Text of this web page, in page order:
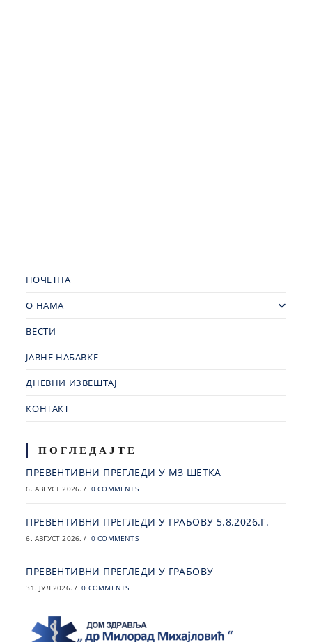
ПОЧЕТНА
О НАМА
ВЕСТИ
ЈАВНЕ НАБАВКЕ
ДНЕВНИ ИЗВЕШТАЈ
КОНТАКТ
ПОГЛЕДАЈТЕ
ПРЕВЕНТИВНИ ПРЕГЛЕДИ У МЗ ШЕТКА
6. АВГУСТ 2026. / 0 COMMENTS
ПРЕВЕНТИВНИ ПРЕГЛЕДИ У ГРАБОВУ 5.8.2026.Г.
6. АВГУСТ 2026. / 0 COMMENTS
ПРЕВЕНТИВНИ ПРЕГЛЕДИ У ГРАБОВУ
31. ЈУЛ 2026. / 0 COMMENTS